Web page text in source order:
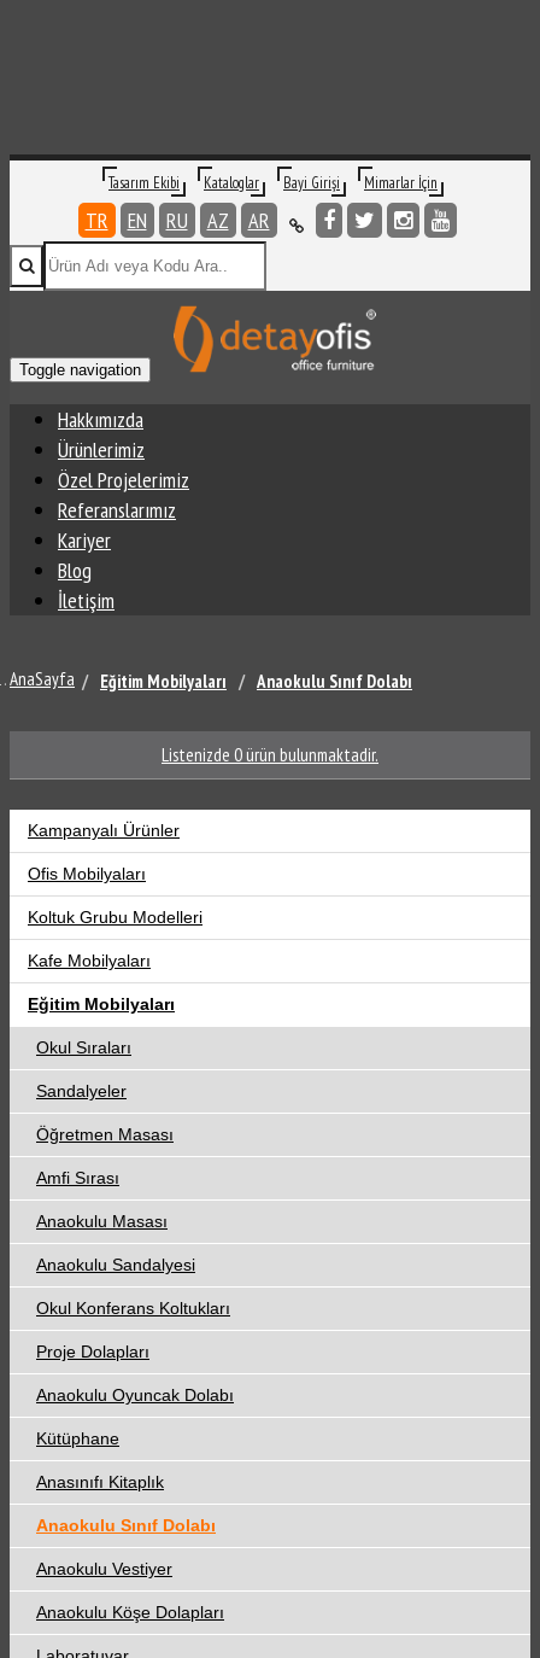
Tasarım Ekibi Kataloglar Bayi Girişi Mimarlar İçin
TR EN RU AZ AR
Toggle navigation
Hakkımızda
Ürünlerimiz
Özel Projelerimiz
Referanslarımız
Kariyer
Blog
İletişim
AnaSayfa Eğitim Mobilyaları Anaokulu Sınıf Dolabı
Listenizde 0ürün bulunmaktadir.
Kampanyalı Ürünler
Ofis Mobilyaları
Koltuk Grubu Modelleri
Kafe Mobilyaları
Eğitim Mobilyaları
Okul Sıraları
Sandalyeler
Öğretmen Masası
Amfi Sırası
Anaokulu Masası
Anaokulu Sandalyesi
Okul Konferans Koltukları
Proje Dolapları
Anaokulu Oyuncak Dolabı
Kütüphane
Anasınıfı Kitaplık
Anaokulu Sınıf Dolabı
Anaokulu Vestiyer
Anaokulu Köşe Dolapları